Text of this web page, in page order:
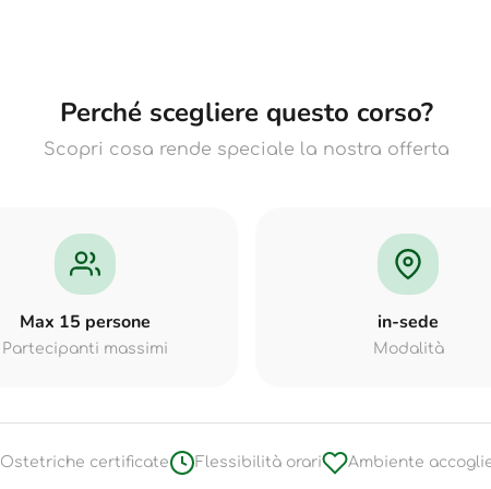
Perché scegliere questo corso?
Scopri cosa rende speciale la nostra offerta
Max 15 persone
Partecipanti massimi
in-sede
Modalità
Ostetriche certificate Flessibilità orari Ambiente